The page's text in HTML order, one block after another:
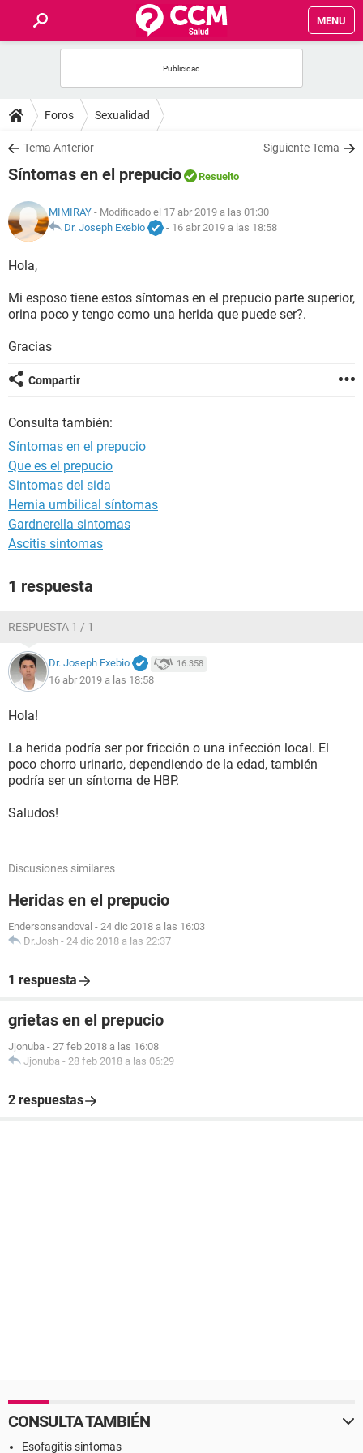
MENU
FOROS
SALUD
NUTRICIÓN
BIENESTAR
SEXUALIDAD
GLOSARIO
Foros Sexualidad
Tema Anterior Siguiente Tema
Síntomas en el prepucio Resuelto
MIMIRAY - Modificado el 17 abr 2019 a las 01:30
Dr. Joseph Exebio
- 16 abr 2019 a las 18:58
Hola,
Mi esposo tiene estos síntomas en el prepucio parte superior,
orina poco y tengo como una herida que puede ser?.
Gracias
Compartir
Consulta también:
Síntomas en el prepucio
Que es el prepucio
Sintomas del sida
Hernia umbilical síntomas
Gardnerella sintomas
Ascitis sintomas
1 respuesta
RESPUESTA 1 / 1
Dr. Joseph Exebio 16.358
16 abr 2019 a las 18:58
Hola!
La herida podría ser por fricción o una infección local. El
poco chorro urinario, dependiendo de la edad, también
podría ser un síntoma de HBP.
Saludos!
Discusiones similares
Heridas en el prepucio
Endersonsandoval - 24 dic 2018 a las 16:03
Dr.Josh - 24 dic 2018 a las 22:37
1 respuesta
grietas en el prepucio
Jjonuba - 27 feb 2018 a las 16:08
Jjonuba - 28 feb 2018 a las 06:29
2 respuestas
CONSULTA TAMBIÉN
Esofagitis sintomas